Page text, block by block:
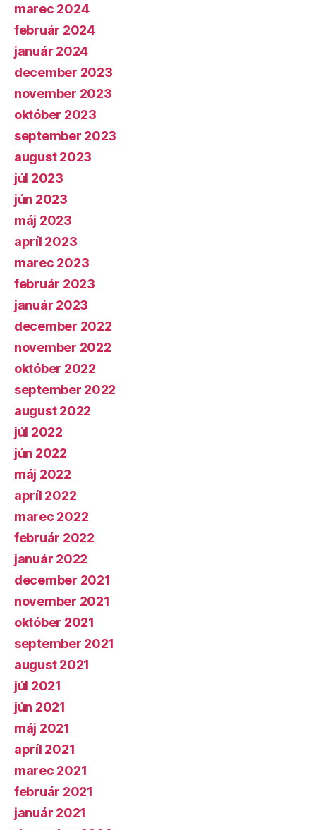
marec 2024
február 2024
január 2024
december 2023
november 2023
október 2023
september 2023
august 2023
júl 2023
jún 2023
máj 2023
apríl 2023
marec 2023
február 2023
január 2023
december 2022
november 2022
október 2022
september 2022
august 2022
júl 2022
jún 2022
máj 2022
apríl 2022
marec 2022
február 2022
január 2022
december 2021
november 2021
október 2021
september 2021
august 2021
júl 2021
jún 2021
máj 2021
apríl 2021
marec 2021
február 2021
január 2021